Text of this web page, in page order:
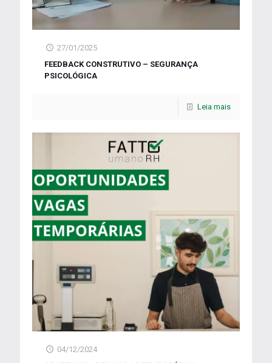
27/01/2025
FEEDBACK CONSTRUTIVO – SEGURANÇA
PSICOLÓGICA
Leia mais
04/12/2024